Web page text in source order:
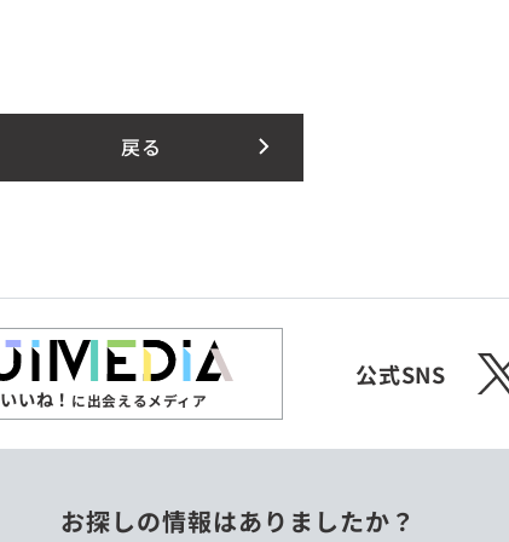
戻る
いいね！ に出会えるメディア
公式SNS X
お探しの情報はありましたか？